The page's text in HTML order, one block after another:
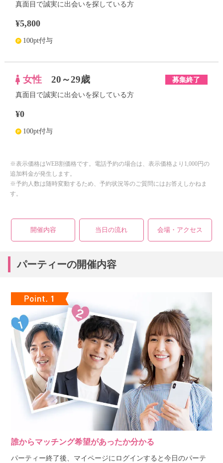
真面目で誠実に出会いを探している方
¥5,800
100pt付与
女性 20～29歳 募集終了
真面目で誠実に出会いを探している方
¥0
100pt付与
※表示価格はWEB割価格です。電話予約の場合は、表示価格より1,000円の
追加料金が発生します。
※予約人数は随時変動するため、予約状況等のご質問にはお答えしかねま
す。
開催内容 当日の流れ 会場・アクセス
パーティーの開催内容
誰からマッチング希望があったか分かる
パーティー終了後、マイページにログインすると今日のパーテ